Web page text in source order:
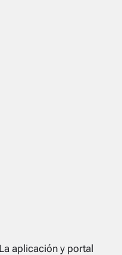
aplicación y portal